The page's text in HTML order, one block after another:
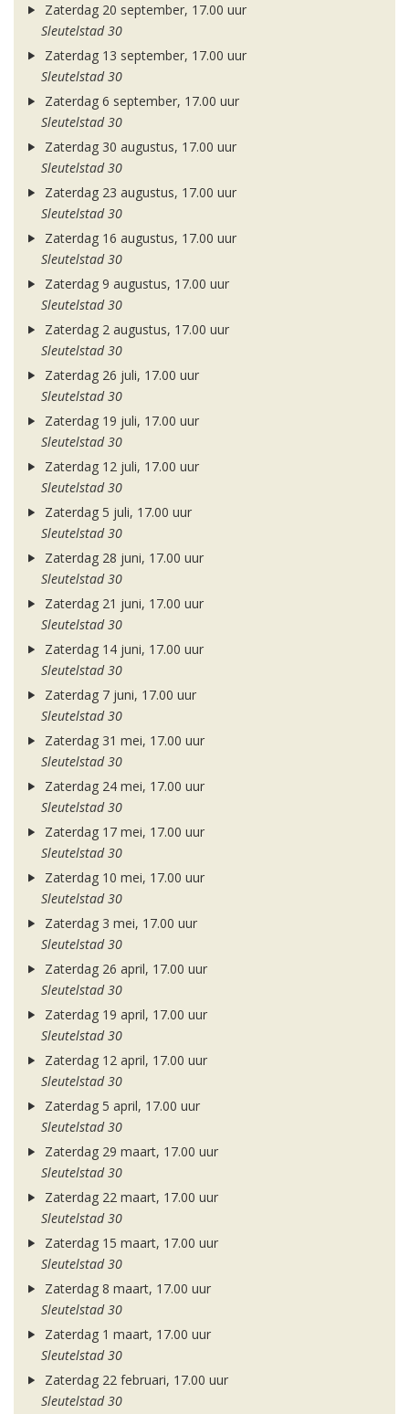
Zaterdag 20 september, 17.00 uur
Sleutelstad 30
Zaterdag 13 september, 17.00 uur
Sleutelstad 30
Zaterdag 6 september, 17.00 uur
Sleutelstad 30
Zaterdag 30 augustus, 17.00 uur
Sleutelstad 30
Zaterdag 23 augustus, 17.00 uur
Sleutelstad 30
Zaterdag 16 augustus, 17.00 uur
Sleutelstad 30
Zaterdag 9 augustus, 17.00 uur
Sleutelstad 30
Zaterdag 2 augustus, 17.00 uur
Sleutelstad 30
Zaterdag 26 juli, 17.00 uur
Sleutelstad 30
Zaterdag 19 juli, 17.00 uur
Sleutelstad 30
Zaterdag 12 juli, 17.00 uur
Sleutelstad 30
Zaterdag 5 juli, 17.00 uur
Sleutelstad 30
Zaterdag 28 juni, 17.00 uur
Sleutelstad 30
Zaterdag 21 juni, 17.00 uur
Sleutelstad 30
Zaterdag 14 juni, 17.00 uur
Sleutelstad 30
Zaterdag 7 juni, 17.00 uur
Sleutelstad 30
Zaterdag 31 mei, 17.00 uur
Sleutelstad 30
Zaterdag 24 mei, 17.00 uur
Sleutelstad 30
Zaterdag 17 mei, 17.00 uur
Sleutelstad 30
Zaterdag 10 mei, 17.00 uur
Sleutelstad 30
Zaterdag 3 mei, 17.00 uur
Sleutelstad 30
Zaterdag 26 april, 17.00 uur
Sleutelstad 30
Zaterdag 19 april, 17.00 uur
Sleutelstad 30
Zaterdag 12 april, 17.00 uur
Sleutelstad 30
Zaterdag 5 april, 17.00 uur
Sleutelstad 30
Zaterdag 29 maart, 17.00 uur
Sleutelstad 30
Zaterdag 22 maart, 17.00 uur
Sleutelstad 30
Zaterdag 15 maart, 17.00 uur
Sleutelstad 30
Zaterdag 8 maart, 17.00 uur
Sleutelstad 30
Zaterdag 1 maart, 17.00 uur
Sleutelstad 30
Zaterdag 22 februari, 17.00 uur
Sleutelstad 30